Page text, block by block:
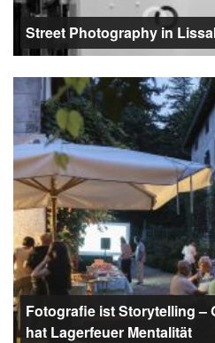
Street Photography in
Fotografie ist Storytelling –
hat Lagerfeuer Mentalität